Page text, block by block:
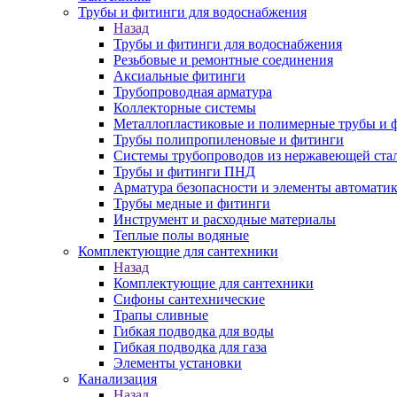
Трубы и фитинги для водоснабжения
Назад
Трубы и фитинги для водоснабжения
Резьбовые и ремонтные соединения
Аксиальные фитинги
Трубопроводная арматура
Коллекторные системы
Металлопластиковые и полимерные трубы и
Трубы полипропиленовые и фитинги
Системы трубопроводов из нержавеющей
Трубы и фитинги ПНД
Арматура безопасности и элементы
Трубы медные и фитинги
Инструмент и расходные материалы
Теплые полы водяные
Комплектующие для сантехники
Назад
Комплектующие для сантехники
Сифоны сантехнические
Трапы сливные
Гибкая подводка для воды
Гибкая подводка для газа
Элементы установки
Канализация